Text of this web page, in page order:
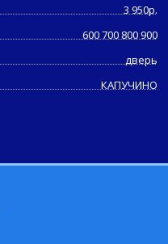
3 950р.
600 700 800 900
дверь
КАПУЧИНО